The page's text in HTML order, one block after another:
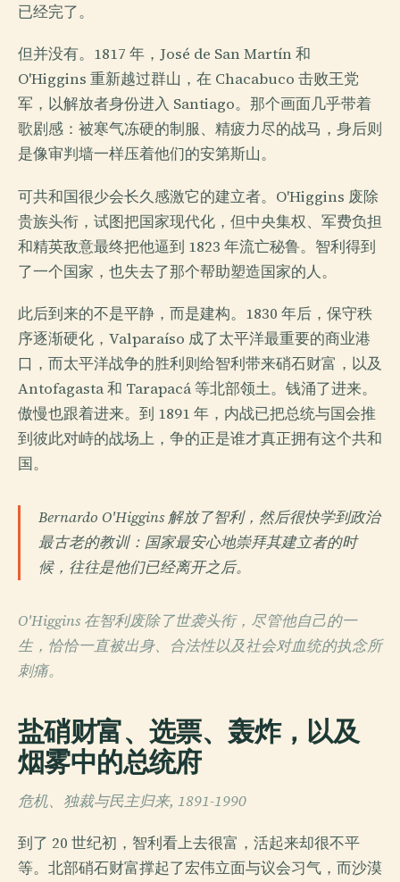
已经完了。
但并没有。1817 年，José de San Martín 和
O'Higgins 重新越过群山，在 Chacabuco 击败王党
军，以解放者身份进入 Santiago。那个画面几乎带着
歌剧感：被寒气冻硬的制服、精疲力尽的战马，身后则
是像审判墙一样压着他们的安第斯山。
可共和国很少会长久感激它的建立者。O'Higgins 废除
贵族头衔，试图把国家现代化，但中央集权、军费负担
和精英敌意最终把他逼到 1823 年流亡秘鲁。智利得到
了一个国家，也失去了那个帮助塑造国家的人。
此后到来的不是平静，而是建构。1830 年后，保守秩
序逐渐硬化，Valparaíso 成了太平洋最重要的商业港
口，而太平洋战争的胜利则给智利带来硝石财富，以及
Antofagasta 和 Tarapacá 等北部领土。钱涌了进来。
傲慢也跟着进来。到 1891 年，内战已把总统与国会推
到彼此对峙的战场上，争的正是谁才真正拥有这个共和
国。
Bernardo O'Higgins 解放了智利，然后很快学到政治
最古老的教训：国家最安心地崇拜其建立者的时
候，往往是他们已经离开之后。
O'Higgins 在智利废除了世袭头衔，尽管他自己的一
生，恰恰一直被出身、合法性以及社会对血统的执念所
刺痛。
盐硝财富、选票、轰炸，以及
烟雾中的总统府
危机、独裁与民主归来, 1891-1990
到了 20 世纪初，智利看上去很富，活起来却很不平
等。北部硝石财富撑起了宏伟立面与议会习气，而沙漠